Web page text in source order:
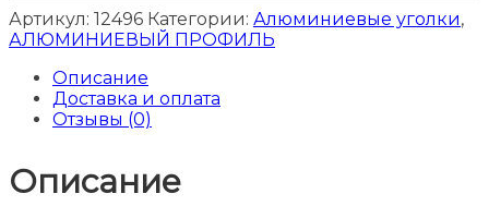
Артикул: 12496 Категории: Алюминиевые уголки,
АЛЮМИНИЕВЫЙ ПРОФИЛЬ
Описание
Доставка и оплата
Отзывы (0)
Описание